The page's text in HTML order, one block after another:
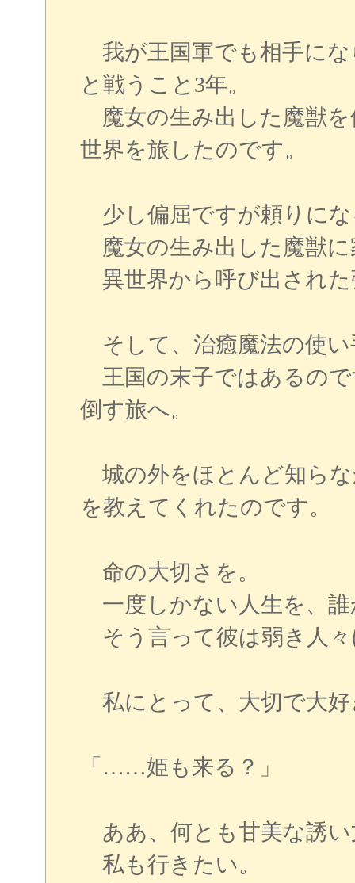
我が王国軍でも相手に
と戦うこと3年。
魔女の生み出した魔獣
世界を旅したのです。
少し偏屈ですが頼りにな
魔女の生み出した魔獣に
異世界から呼び出された
そして、治癒魔法の使い
王国の末子ではあるの
倒す旅へ。
城の外をほとんど知ら
を教えてくれたのです。
命の大切さを。
一度しかない人生を、
そう言って彼は弱き人
私にとって、大切で大
「……姫も来る？」
ああ、何とも甘美な誘
私も行きたい。